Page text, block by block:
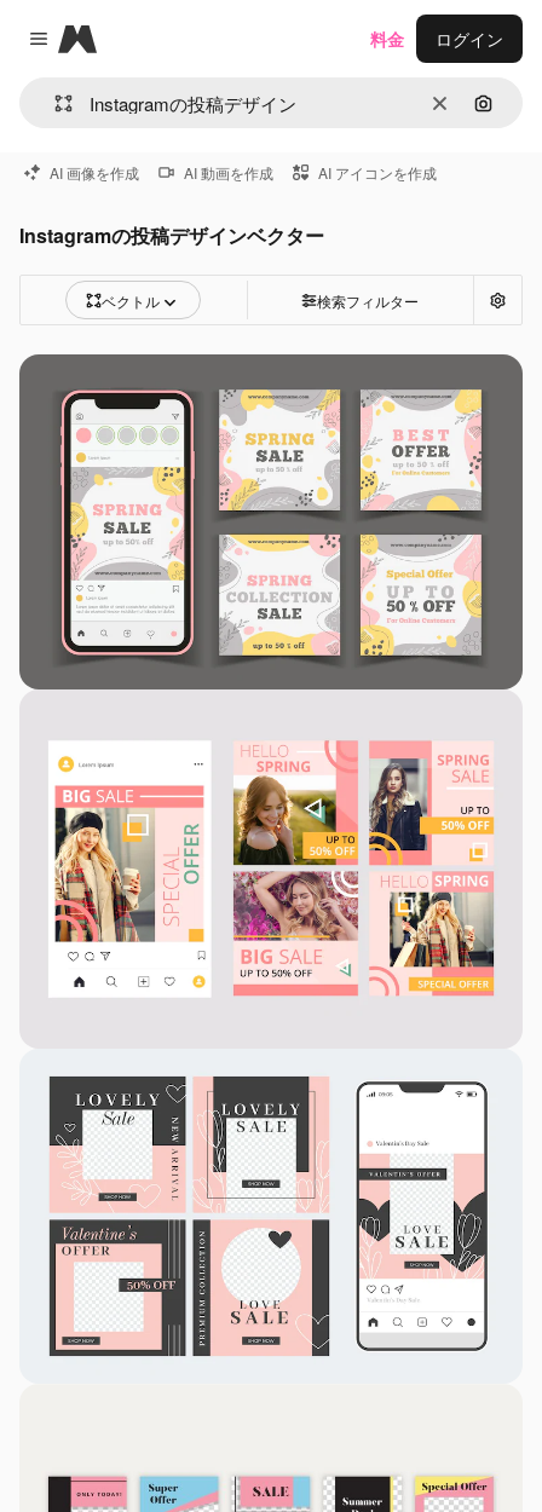
Close menu
Magnific
消去 画像で
料金 ログイン
AI 画像を作成 AI 動画を作成 AI アイコンを作成
Instagramの投稿デザインベクター
ベクトル 検索フィルター